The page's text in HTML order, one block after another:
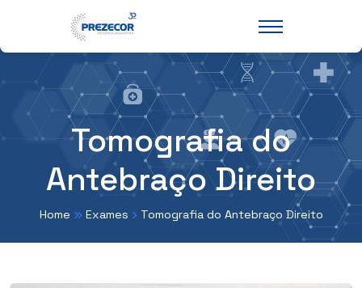
Tomografia do
Antebraço Direito
Home Exames Tomografia do Antebraço Direito